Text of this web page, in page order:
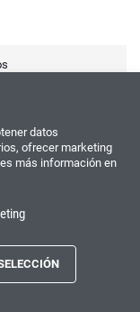
datos
ofrecer marketing
más información en